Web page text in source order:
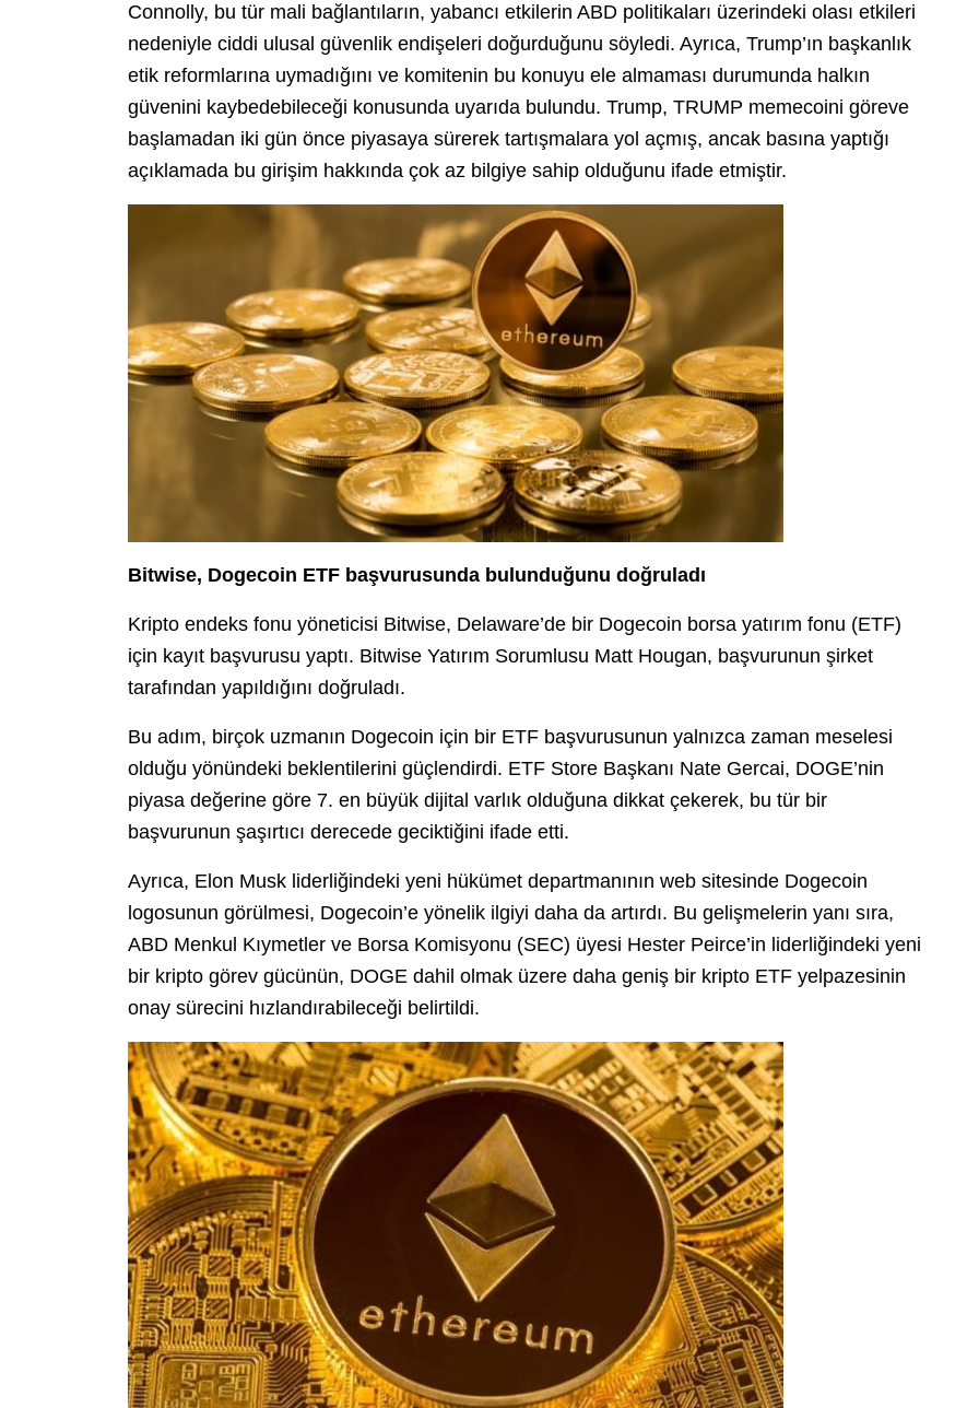
Connolly, bu tür mali bağlantıların, yabancı etkilerin ABD politikaları üzerindeki olası etkileri
nedeniyle ciddi ulusal güvenlik endişeleri doğurduğunu söyledi. Ayrıca, Trump’ın başkanlık
etik reformlarına uymadığını ve komitenin bu konuyu ele almaması durumunda halkın
güvenini kaybedebileceği konusunda uyarıda bulundu. Trump, TRUMP memecoini göreve
başlamadan iki gün önce piyasaya sürerek tartışmalara yol açmış, ancak basına yaptığı
açıklamada bu girişim hakkında çok az bilgiye sahip olduğunu ifade etmiştir.
Bitwise, Dogecoin ETF başvurusunda bulunduğunu doğruladı
Kripto endeks fonu yöneticisi Bitwise, Delaware’de bir Dogecoin borsa yatırım fonu (ETF)
için kayıt başvurusu yaptı. Bitwise Yatırım Sorumlusu Matt Hougan, başvurunun şirket
tarafından yapıldığını doğruladı.
Bu adım, birçok uzmanın Dogecoin için bir ETF başvurusunun yalnızca zaman meselesi
olduğu yönündeki beklentilerini güçlendirdi. ETF Store Başkanı Nate Gercai, DOGE’nin
piyasa değerine göre 7. en büyük dijital varlık olduğuna dikkat çekerek, bu tür bir
başvurunun şaşırtıcı derecede geciktiğini ifade etti.
Ayrıca, Elon Musk liderliğindeki yeni hükümet departmanının web sitesinde Dogecoin
logosunun görülmesi, Dogecoin’e yönelik ilgiyi daha da artırdı. Bu gelişmelerin yanı sıra,
ABD Menkul Kıymetler ve Borsa Komisyonu (SEC) üyesi Hester Peirce’in liderliğindeki yeni
bir kripto görev gücünün, DOGE dahil olmak üzere daha geniş bir kripto ETF yelpazesinin
onay sürecini hızlandırabileceği belirtildi.